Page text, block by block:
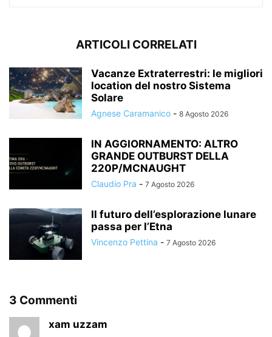
ARTICOLI CORRELATI
Vacanze Extraterrestri: le migliori
location del nostro Sistema
Solare
Agnese Caramanico - 8 Agosto 2026
IN AGGIORNAMENTO: ALTRO
GRANDE OUTBURST DELLA
220P/MCNAUGHT
Claudio Pra - 7 Agosto 2026
Il futuro dell’esplorazione lunare
passa per l’Etna
Vincenzo Pettina - 7 Agosto 2026
3 Commenti
xam uzzam